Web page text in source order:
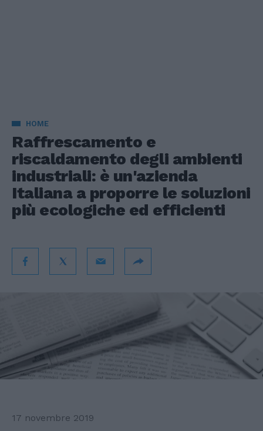
HOME
Raffrescamento e
riscaldamento degli ambienti
industriali: è un'azienda
Italiana a proporre le soluzioni
più ecologiche ed efficienti
17 novembre 2019